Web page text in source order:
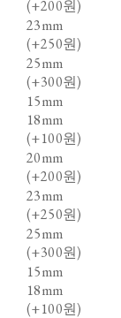
(+200원)
23mm
(+250원)
25mm
(+300원)
15mm
18mm
(+100원)
20mm
(+200원)
23mm
(+250원)
25mm
(+300원)
15mm
18mm
(+100원)